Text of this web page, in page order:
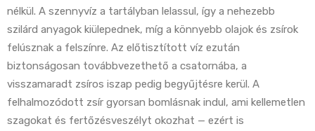
nélkül. A szennyvíz a tartályban lelassul, így a nehezebb
szilárd anyagok kiülepednek, míg a könnyebb olajok és zsírok
felúsznak a felszínre. Az előtisztított víz ezután
biztonságosan továbbvezethető a csatornába, a
visszamaradt zsíros iszap pedig begyűjtésre kerül. A
felhalmozódott zsír gyorsan bomlásnak indul, ami kellemetlen
szagokat és fertőzésveszélyt okozhat — ezért is